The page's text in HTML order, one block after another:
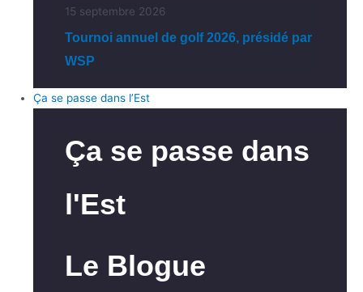
15 septembre 2026
Tournoi annuel de golf 2026, présidé par
WSP
Ça se passe dans l’Est
Ça se passe dans
l'Est
Le Blogue